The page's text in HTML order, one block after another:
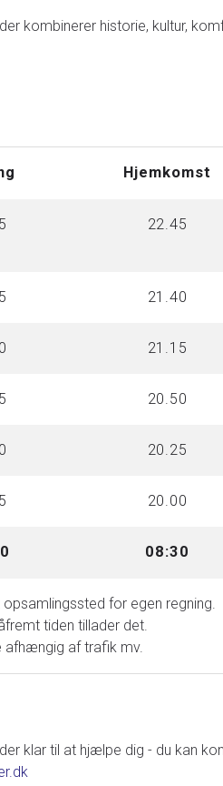
kombinerer historie, kultur,
Hjemkomst
22.45
21.40
21.15
20.50
20.25
20.00
08:30
for egen regning.
tiden tillader det.
afhængig af trafik mv.
klar til at hjælpe dig - du kan